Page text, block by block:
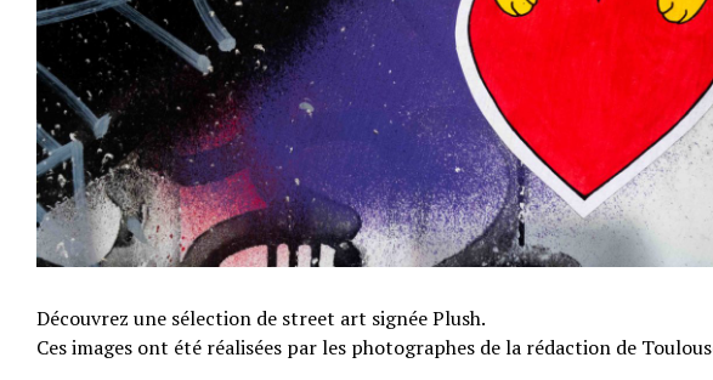
Découvrez une sélection de street art signée Plush.
Ces images ont été réalisées par les photographes de la rédaction de